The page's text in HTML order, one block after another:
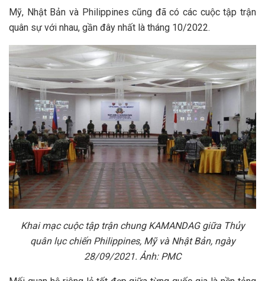
Mỹ, Nhật Bản và Philippines cũng đã có các cuộc tập trận
quân sự với nhau, gần đây nhất là tháng 10/2022.
Khai mạc cuộc tập trận chung KAMANDAG giữa Thủy
quân lục chiến Philippines, Mỹ và Nhật Bản, ngày
28/09/2021. Ảnh: PMC